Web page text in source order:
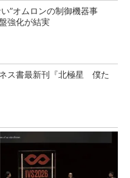
”オムロンの制御機器事
強化が結実
ネス書最新刊『北極星 僕た